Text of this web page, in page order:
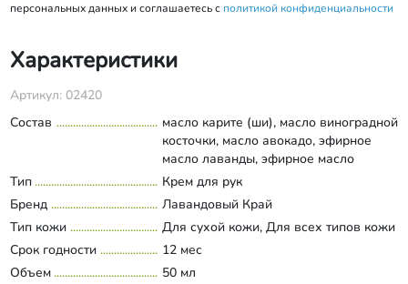
персональных данных и соглашаетесь с политикой конфиденциальности
Характеристики
Артикул: 02420
Состав
масло карите (ши), масло виноградной
косточки, масло авокадо, эфирное
масло лаванды, эфирное масло
шалфея, витамин Е.
Развернуть состав
Тип
Крем для рук
Бренд
Лавандовый Край
Тип кожи
Для сухой кожи, Для всех типов кожи
Срок годности
12 мес
Объем
50 мл